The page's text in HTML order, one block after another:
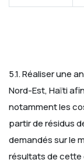
5.1. Réaliser une
Nord-Est, Haïti
notamment les
partir de résidus
demandés sur le
résultats de cette